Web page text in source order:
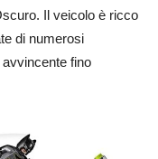
Il veicolo è ricco
di numerosi
fino